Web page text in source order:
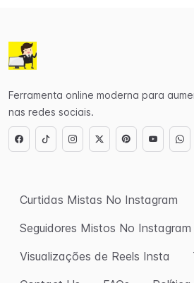
Ferramenta online moderna para
nas redes sociais.
Curtidas Mistas No Instagram
Seguidores Mistos No Instagram
Visualizações de Reels Insta